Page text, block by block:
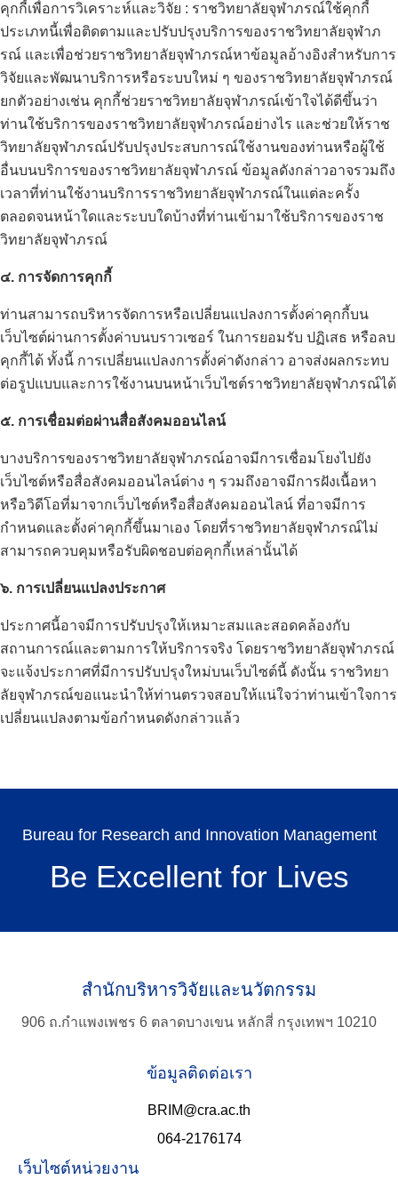
Search
for:
คุกกี้เพื่อการวิเคราะห์และวิจัย : ราชวิทยาลัยจุฬาภรณ์ใช้คุกกี้
ประเภทนี้เพื่อติดตามและปรับปรุงบริการของราชวิทยาลัยจุฬาภ
รณ์ และเพื่อช่วยราชวิทยาลัยจุฬาภรณ์หาข้อมูลอ้างอิงสำหรับการ
วิจัยและพัฒนาบริการหรือระบบใหม่ ๆ ของราชวิทยาลัยจุฬาภรณ์
ยกตัวอย่างเช่น คุกกี้ช่วยราชวิทยาลัยจุฬาภรณ์เข้าใจได้ดีขึ้นว่า
ท่านใช้บริการของราชวิทยาลัยจุฬาภรณ์อย่างไร และช่วยให้ราช
วิทยาลัยจุฬาภรณ์ปรับปรุงประสบการณ์ใช้งานของท่านหรือผู้ใช้
อื่นบนบริการของราชวิทยาลัยจุฬาภรณ์ ข้อมูลดังกล่าวอาจรวมถึง
เวลาที่ท่านใช้งานบริการราชวิทยาลัยจุฬาภรณ์ในแต่ละครั้ง
ตลอดจนหน้าใดและระบบใดบ้างที่ท่านเข้ามาใช้บริการของราช
วิทยาลัยจุฬาภรณ์
๔. การจัดการคุกกี้
ท่านสามารถบริหารจัดการหรือเปลี่ยนแปลงการตั้งค่าคุกกี้บน
เว็บไซต์ผ่านการตั้งค่าบนบราวเซอร์ ในการยอมรับ ปฏิเสธ หรือลบ
คุกกี้ได้ ทั้งนี้ การเปลี่ยนแปลงการตั้งค่าดังกล่าว อาจส่งผลกระทบ
ต่อรูปแบบและการใช้งานบนหน้าเว็บไซต์ราชวิทยาลัยจุฬาภรณ์ได้
๕. การเชื่อมต่อผ่านสื่อสังคมออนไลน์
บางบริการของราชวิทยาลัยจุฬาภรณ์อาจมีการเชื่อมโยงไปยัง
เว็บไซต์หรือสื่อสังคมออนไลน์ต่าง ๆ รวมถึงอาจมีการฝังเนื้อหา
หรือวิดีโอที่มาจากเว็บไซต์หรือสื่อสังคมออนไลน์ ที่อาจมีการ
กำหนดและตั้งค่าคุกกี้ขึ้นมาเอง โดยที่ราชวิทยาลัยจุฬาภรณ์ไม่
สามารถควบคุมหรือรับผิดชอบต่อคุกกี้เหล่านั้นได้
๖. การเปลี่ยนแปลงประกาศ
ประกาศนี้อาจมีการปรับปรุงให้เหมาะสมและสอดคล้องกับ
สถานการณ์และตามการให้บริการจริง โดยราชวิทยาลัยจุฬาภรณ์
จะแจ้งประกาศที่มีการปรับปรุงใหม่บนเว็บไซต์นี้ ดังนั้น ราชวิทยา
ลัยจุฬาภรณ์ขอแนะนำให้ท่านตรวจสอบให้แน่ใจว่าท่านเข้าใจการ
เปลี่ยนแปลงตามข้อกำหนดดังกล่าวแล้ว
Bureau for Research and Innovation Management
Be Excellent for Lives
สำนักบริหารวิจัยและนวัตกรรม
906 ถ.กำแพงเพชร 6 ตลาดบางเขน หลักสี่ กรุงเทพฯ 10210
ข้อมูลติดต่อเรา
BRIM@cra.ac.th
064-2176174
เว็บไซต์หน่วยงาน